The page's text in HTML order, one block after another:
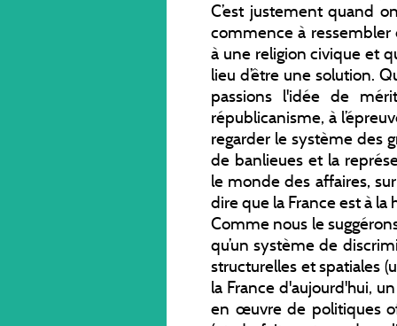
C’est justement quand
commence à
à une religion civique et
lieu d’être une solution.
passions l'idée de
républicanisme, à
regarder le système des
de banlieues et la
le monde des affaires,
dire que la France est à
Comme nous le
qu’un système de
structurelles et spatiales
la France d'aujourd'hui,
en œuvre de politiques